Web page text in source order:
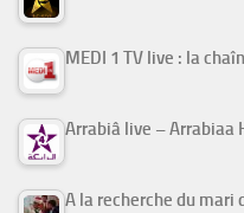
MEDI 1 TV live : la
Arrabiâ live – Arrabiaa